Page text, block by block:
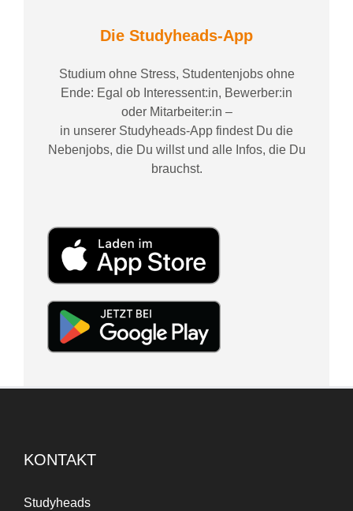
Die Studyheads-App
Studium ohne Stress, Studentenjobs ohne
Ende: Egal ob Interessent:in, Bewerber:in
oder Mitarbeiter:in –
in unserer Studyheads-App findest Du die
Nebenjobs, die Du willst und alle Infos, die Du
brauchst.
KONTAKT
Studyheads